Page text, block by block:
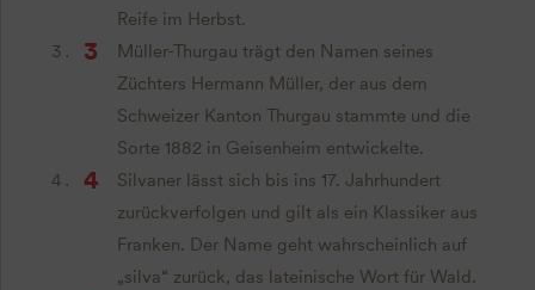
Reife im Herbst.
Müller-Thurgau trägt den Namen seines
Züchters Hermann Müller, der aus dem
Schweizer Kanton Thurgau stammte und die
Sorte 1882 in Geisenheim entwickelte.
Silvaner lässt sich bis ins 17. Jahrhundert
zurückverfolgen und gilt als ein Klassiker aus
Franken. Der Name geht wahrscheinlich auf
„silva“ zurück, das lateinische Wort für Wald.